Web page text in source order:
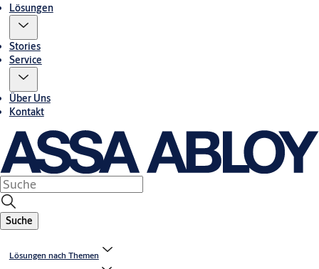
Lösungen
Stories
Service
Über Uns
Kontakt
Suche
Lösungen nach Themen